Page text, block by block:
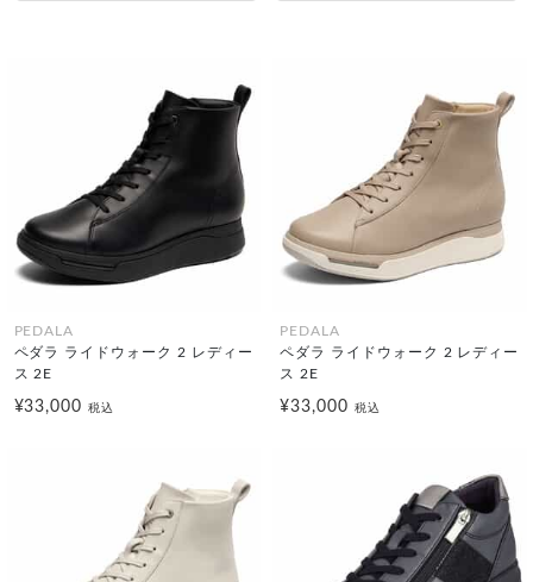
PEDALA
ペダラ ライドウォーク 2 レディー
ス 2E
¥33,000税込
PEDALA
ペダラ ライドウォーク 2 レディー
ス 2E
¥33,000 税込